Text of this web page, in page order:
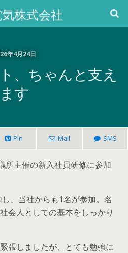
株式会社
年4月24日
、ちゃんと支え
ます
Pin Mail SMS
所主催の新入社員研修に参加
、当社からも1名が参加。名
会人としての基本をしっかり
張しましたが、とても勉強に